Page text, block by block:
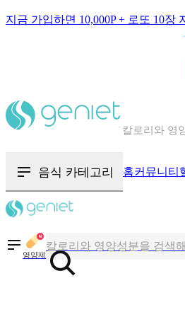
지금 가입하면 10,000P + 로또 10장
칼로리와 영
음식 · 영양
음식 카테고리 홈커뮤니티
영양제
칼로리와 영양성분을 검색
혈당 · 다이어트 음식 검색해